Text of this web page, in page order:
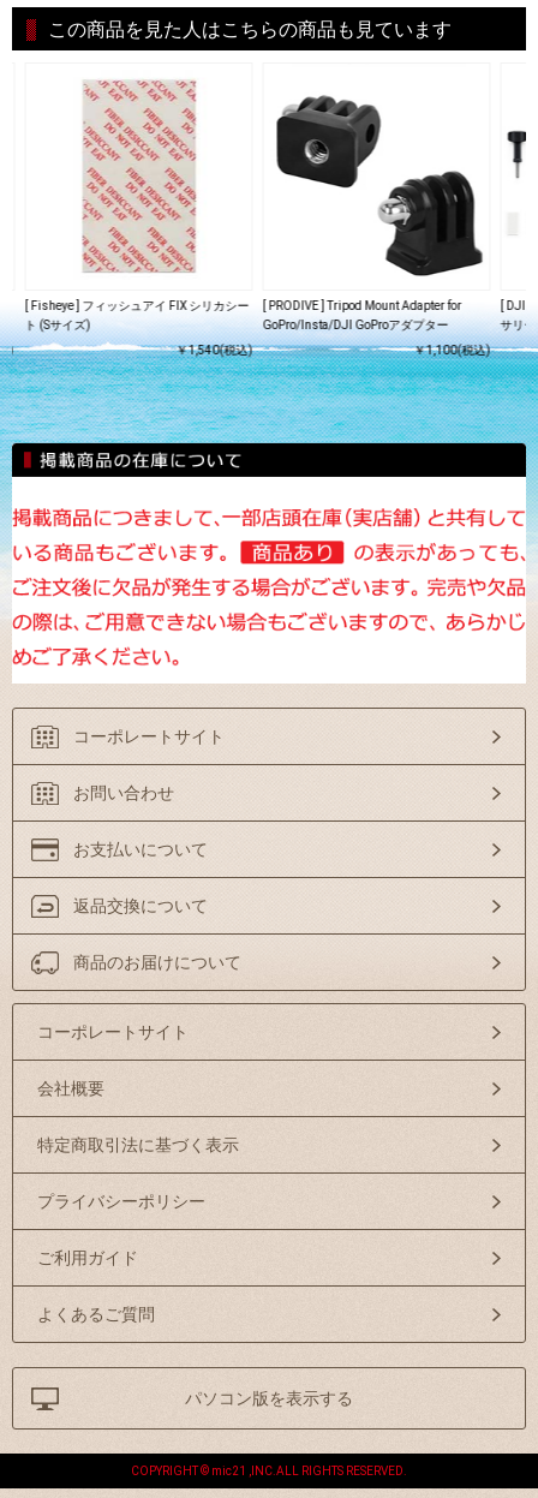
この商品を見た人はこちらの商品も見ています
)
[ Fisheye ] フィッシュアイ FIX シリカシー
ト (Sサイズ)
￥1,540(税込)
[ PRODIVE ] Tripod Mount Adapter for
GoPro/Insta/DJI GoProアダプター
￥1,100(税込)
[ DJI
サリ
コーポレートサイト
お問い合わせ
お支払いについて
返品交換について
商品のお届けについて
コーポレートサイト
会社概要
特定商取引法に基づく表示
プライバシーポリシー
ご利用ガイド
よくあるご質問
パソコン版を表示する
COPYRIGHT © mic21 ,INC.ALL RIGHTS RESERVED.